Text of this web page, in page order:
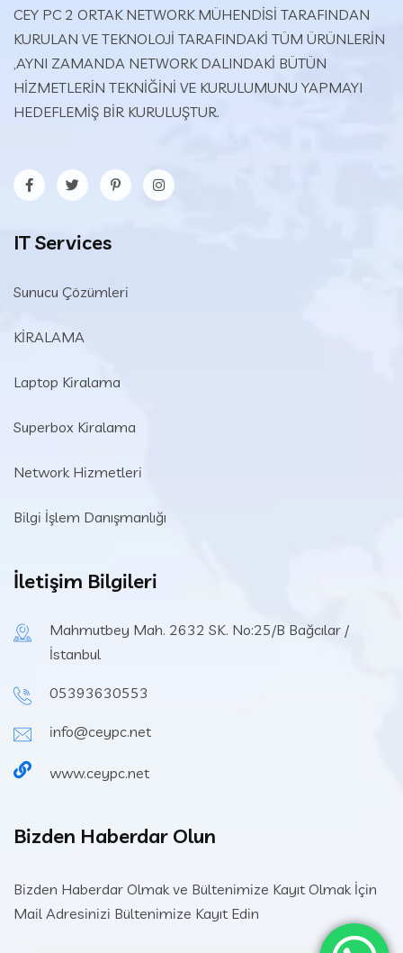
CEY PC 2 ORTAK NETWORK MÜHENDİSİ TARAFINDAN
KURULAN VE TEKNOLOJİ TARAFINDAKİ TÜM ÜRÜNLERİN
,AYNI ZAMANDA NETWORK DALINDAKİ BÜTÜN
HİZMETLERİN TEKNİĞİNİ VE KURULUMUNU YAPMAYI
HEDEFLEMİŞ BİR KURULUŞTUR.
IT Services
Sunucu Çözümleri
KİRALAMA
Laptop Kiralama
Superbox Kiralama
Network Hizmetleri
Bilgi İşlem Danışmanlığı
İletişim Bilgileri
Mahmutbey Mah. 2632 SK. No:25/B Bağcılar /
İstanbul
05393630553
info@ceypc.net
www.ceypc.net
Bizden Haberdar Olun
Bizden Haberdar Olmak ve Bültenimize Kayıt Olmak İçin
Mail Adresinizi Bültenimize Kayıt Edin